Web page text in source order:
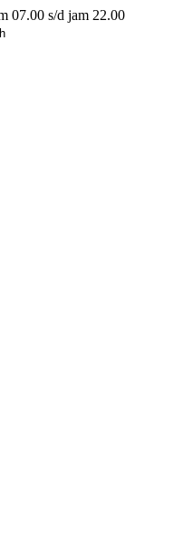
07.00 s/d jam 22.00